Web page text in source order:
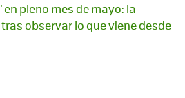
pleno mes de mayo: la
tras observar lo que viene desde